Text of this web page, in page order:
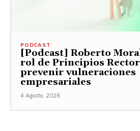
PODCAST
[Podcast] Roberto
rol de Principios
prevenir vulneraciones
empresariales
4 Agosto, 2026